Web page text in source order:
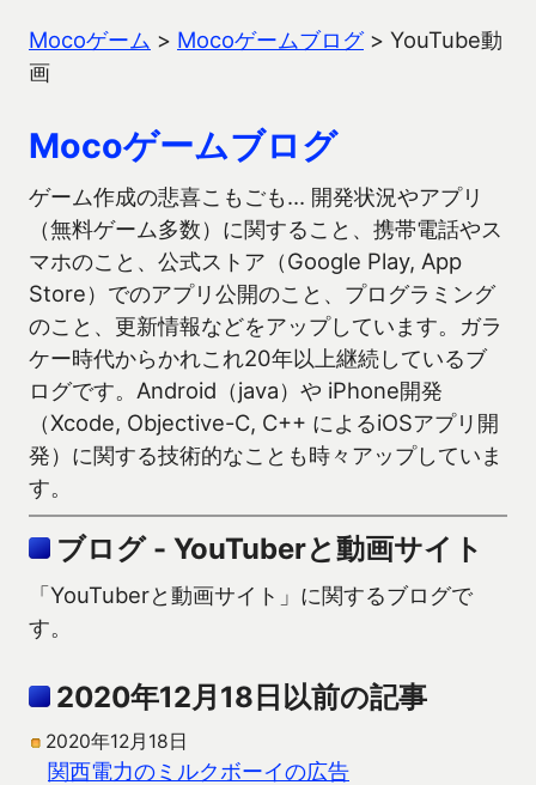
Mocoゲーム > Mocoゲームブログ> YouTube動
画
Mocoゲームブログ
ゲーム作成の悲喜こもごも… 開発状況やアプリ
（無料ゲーム多数）に関すること、携帯電話やス
マホのこと、公式ストア（Google Play, App
Store）でのアプリ公開のこと、プログラミング
のこと、更新情報などをアップしています。ガラ
ケー時代からかれこれ20年以上継続しているブ
ログです。Android（java）や iPhone開発
（Xcode, Objective-C, C++ によるiOSアプリ開
発）に関する技術的なことも時々アップしていま
す。
ブログ - YouTuberと動画サイト
「YouTuberと動画サイト」に関するブログで
す。
2020年12月18日以前の記事
2020年12月18日
関西電力のミルクボーイの広告